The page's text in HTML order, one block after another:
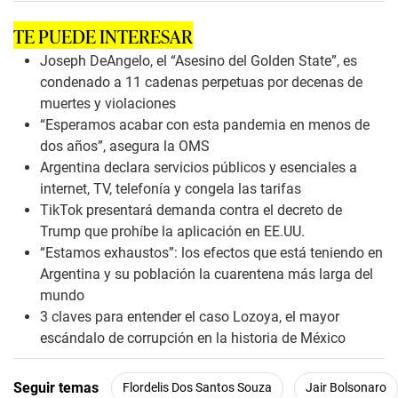
s
o
f
TE PUEDE INTERESAR
Joseph DeAngelo, el “Asesino del Golden State”, es
condenado a 11 cadenas perpetuas por decenas de
muertes y violaciones
“Esperamos acabar con esta pandemia en menos de
dos años”, asegura la OMS
Argentina declara servicios públicos y esenciales a
internet, TV, telefonía y congela las tarifas
TikTok presentará demanda contra el decreto de
Trump que prohíbe la aplicación en EE.UU.
“Estamos exhaustos”: los efectos que está teniendo en
Argentina y su población la cuarentena más larga del
mundo
3 claves para entender el caso Lozoya, el mayor
escándalo de corrupción en la historia de México
Seguir temas Flordelis Dos Santos Souza Jair Bolsonaro